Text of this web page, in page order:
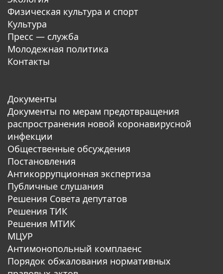
Физическая культура и спорт
Культура
Пресс — служба
Молодежная политика
Контакты
Документы
Документы по мерам предотвращения
распространения новой коронавирусной
инфекции
Общественные обсуждения
Постановления
Антикоррупционная экспертиза
Публичные слушания
Решения Совета депутатов
Решения ТИК
Решения МТИК
МЦУР
Антимонопольный комплаенс
Порядок обжалования нормативных